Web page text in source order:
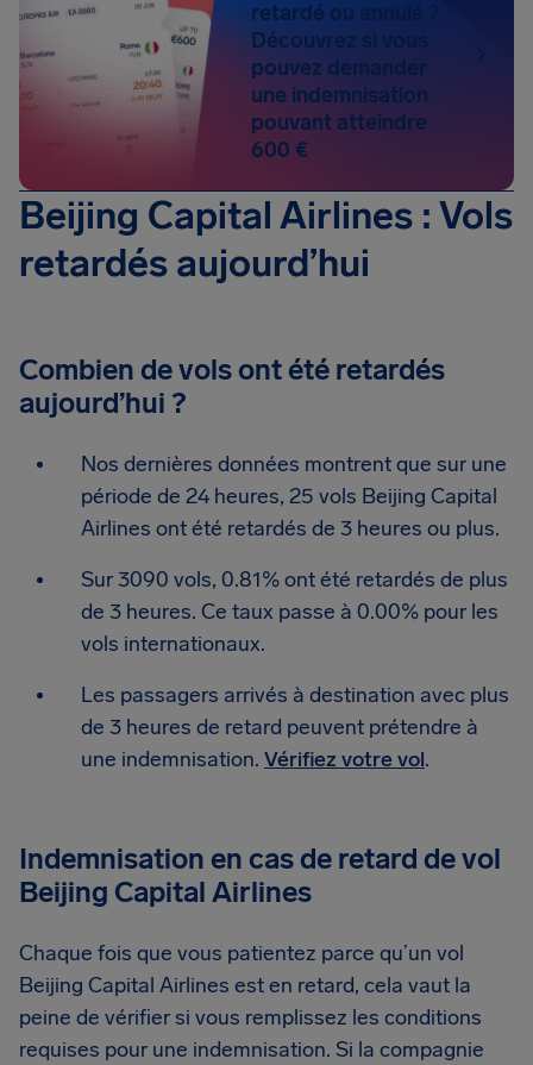
retardé ou annulé ?
Découvrez si vous
pouvez demander
une indemnisation
pouvant atteindre
600 €
Beijing Capital Airlines : Vols
retardés aujourd’hui
Combien de vols ont été retardés
aujourd’hui ?
Nos dernières données montrent que sur une
période de 24 heures, 25 vols Beijing Capital
Airlines ont été retardés de 3 heures ou plus.
Sur 3090 vols, 0.81% ont été retardés de plus
de 3 heures. Ce taux passe à 0.00% pour les
vols internationaux.
Les passagers arrivés à destination avec plus
de 3 heures de retard peuvent prétendre à
une indemnisation. Vérifiez votre vol.
Indemnisation en cas de retard de vol
Beijing Capital Airlines
Chaque fois que vous patientez parce qu’un vol
Beijing Capital Airlines est en retard, cela vaut la
peine de vérifier si vous remplissez les conditions
requises pour une indemnisation. Si la compagnie